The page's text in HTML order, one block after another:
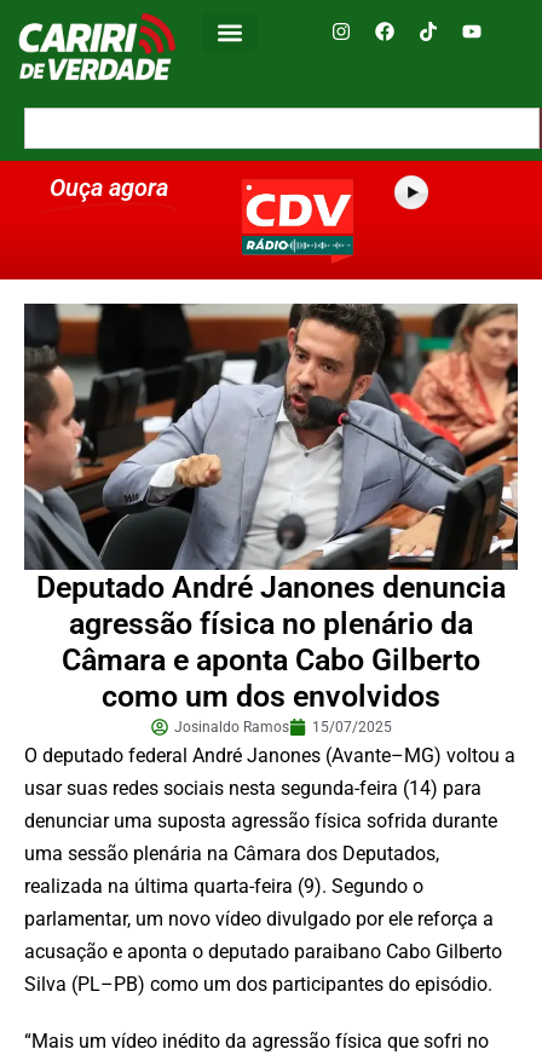
Ouça agora
Deputado André Janones denuncia
agressão física no plenário da
Câmara e aponta Cabo Gilberto
como um dos envolvidos
Josinaldo Ramos 15/07/2025
O deputado federal André Janones (Avante–MG) voltou a
usar suas redes sociais nesta segunda-feira (14) para
denunciar uma suposta agressão física sofrida durante
uma sessão plenária na Câmara dos Deputados,
realizada na última quarta-feira (9). Segundo o
parlamentar, um novo vídeo divulgado por ele reforça a
acusação e aponta o deputado paraibano Cabo Gilberto
Silva (PL–PB) como um dos participantes do episódio.
“Mais um vídeo inédito da agressão física que sofri no